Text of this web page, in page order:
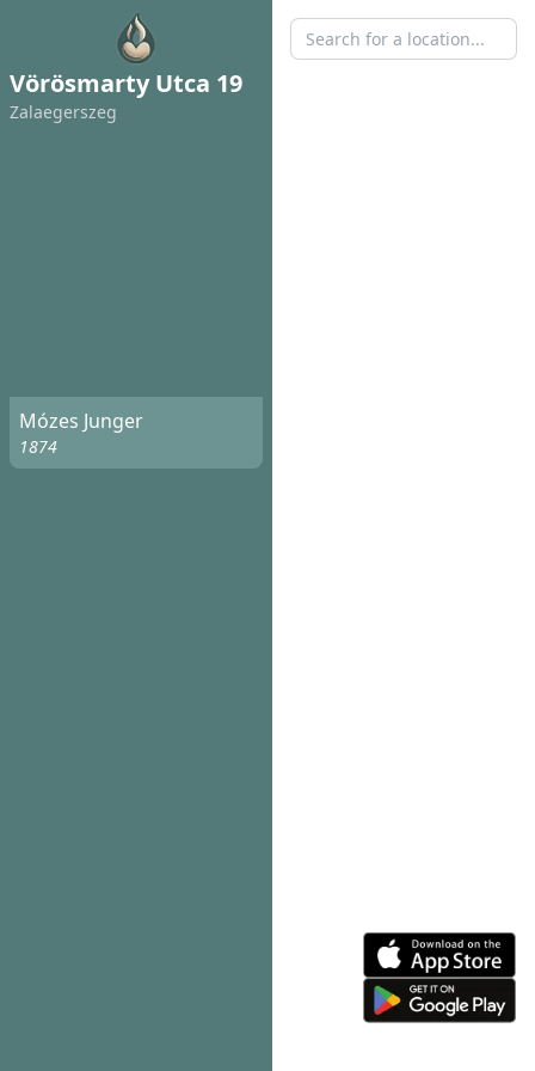
Vörösmarty Utca 19
Zalaegerszeg
Mózes Junger
1874